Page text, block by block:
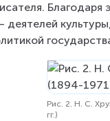
Рис. 2. Н. С.
гг.)